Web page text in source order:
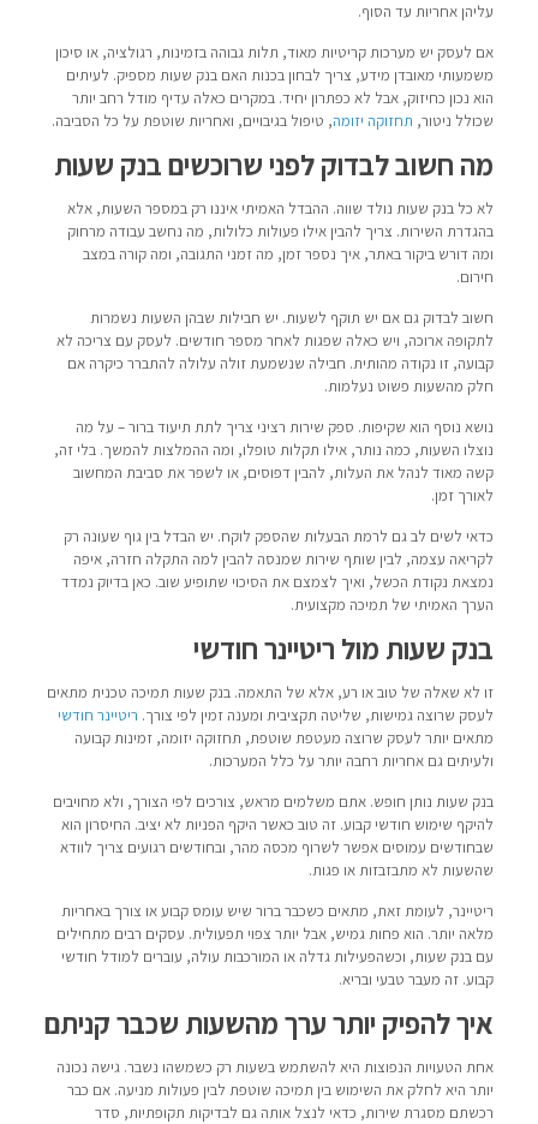
עליהן אחריות עד הסוף.
אם לעסק יש מערכות קריטיות מאוד, תלות גבוהה בזמינות, רגולציה, או סיכון
משמעותי מאובדן מידע, צריך לבחון בכנות האם בנק שעות מספיק. לעיתים
הוא נכון כחיזוק, אבל לא כפתרון יחיד. במקרים כאלה עדיף מודל רחב יותר
שכולל ניטור, תחזוקה יזומה, טיפול בגיבויים, ואחריות שוטפת על כל הסביבה.
מה חשוב לבדוק לפני שרוכשים בנק שעות
לא כל בנק שעות נולד שווה. ההבדל האמיתי איננו רק במספר השעות, אלא
בהגדרת השירות. צריך להבין אילו פעולות כלולות, מה נחשב עבודה מרחוק
ומה דורש ביקור באתר, איך נספר זמן, מה זמני התגובה, ומה קורה במצב
חירום.
חשוב לבדוק גם אם יש תוקף לשעות. יש חבילות שבהן השעות נשמרות
לתקופה ארוכה, ויש כאלה שפגות לאחר מספר חודשים. לעסק עם צריכה לא
קבועה, זו נקודה מהותית. חבילה שנשמעת זולה עלולה להתברר כיקרה אם
חלק מהשעות פשוט נעלמות.
נושא נוסף הוא שקיפות. ספק שירות רציני צריך לתת תיעוד ברור – על מה
נוצלו השעות, כמה נותר, אילו תקלות טופלו, ומה ההמלצות להמשך. בלי זה,
קשה מאוד לנהל את העלות, להבין דפוסים, או לשפר את סביבת המחשוב
לאורך זמן.
כדאי לשים לב גם לרמת הבעלות שהספק לוקח. יש הבדל בין גוף שעונה רק
לקריאה עצמה, לבין שותף שירות שמנסה להבין למה התקלה חזרה, איפה
נמצאת נקודת הכשל, ואיך לצמצם את הסיכוי שתופיע שוב. כאן בדיוק נמדד
הערך האמיתי של תמיכה מקצועית.
בנק שעות מול ריטיינר חודשי
זו לא שאלה של טוב או רע, אלא של התאמה. בנק שעות תמיכה טכנית מתאים
לעסק שרוצה גמישות, שליטה תקציבית ומענה זמין לפי צורך. ריטיינר חודשי
מתאים יותר לעסק שרוצה מעטפת שוטפת, תחזוקה יזומה, זמינות קבועה
ולעיתים גם אחריות רחבה יותר על כלל המערכות.
בנק שעות נותן חופש. אתם משלמים מראש, צורכים לפי הצורך, ולא מחויבים
להיקף שימוש חודשי קבוע. זה טוב כאשר היקף הפניות לא יציב. החיסרון הוא
שבחודשים עמוסים אפשר לשרוף מכסה מהר, ובחודשים רגועים צריך לוודא
שהשעות לא מתבזבזות או פגות.
ריטיינר, לעומת זאת, מתאים כשכבר ברור שיש עומס קבוע או צורך באחריות
מלאה יותר. הוא פחות גמיש, אבל יותר צפוי תפעולית. עסקים רבים מתחילים
עם בנק שעות, וכשהפעילות גדלה או המורכבות עולה, עוברים למודל חודשי
קבוע. זה מעבר טבעי ובריא.
איך להפיק יותר ערך מהשעות שכבר קניתם
אחת הטעויות הנפוצות היא להשתמש בשעות רק כשמשהו נשבר. גישה נכונה
יותר היא לחלק את השימוש בין תמיכה שוטפת לבין פעולות מניעה. אם כבר
רכשתם מסגרת שירות, כדאי לנצל אותה גם לבדיקות תקופתיות, סדר